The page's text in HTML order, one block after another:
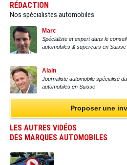
RÉDACTION
Nos spécialistes automobiles
Marc
Spécialiste et expert dans le
automobiles & supercars en Suisse
Alain
Journaliste automobile spécialisé
automobiles en Suisse
Proposer une
LES AUTRES VIDÉOS
DES MARQUES AUTOMOBILES